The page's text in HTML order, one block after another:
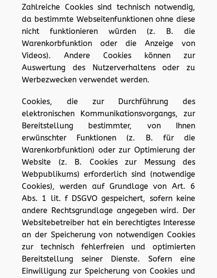
Zahlreiche Cookies sind technisch notwendig,
da bestimmte Webseitenfunktionen ohne diese
nicht funktionieren würden (z. B. die
Warenkorbfunktion oder die Anzeige von
Videos). Andere Cookies können zur
Auswertung des Nutzerverhaltens oder zu
Werbezwecken verwendet werden.
Cookies, die zur Durchführung des
elektronischen Kommunikationsvorgangs, zur
Bereitstellung bestimmter, von Ihnen
erwünschter Funktionen (z. B. für die
Warenkorbfunktion) oder zur Optimierung der
Website (z. B. Cookies zur Messung des
Webpublikums) erforderlich sind (notwendige
Cookies), werden auf Grundlage von Art. 6
Abs. 1 lit. f DSGVO gespeichert, sofern keine
andere Rechtsgrundlage angegeben wird. Der
Websitebetreiber hat ein berechtigtes Interesse
an der Speicherung von notwendigen Cookies
zur technisch fehlerfreien und optimierten
Bereitstellung seiner Dienste. Sofern eine
Einwilligung zur Speicherung von Cookies und